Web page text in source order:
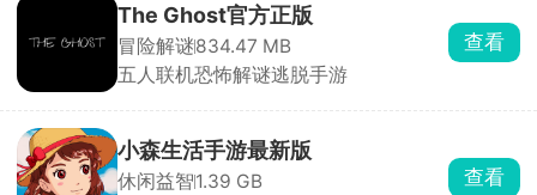
The Ghost官方正版
冒险解谜834.47 MB
五人联机恐怖解谜逃脱手游
查看
小森生活手游最新版
休闲益智1.39 GB
查看